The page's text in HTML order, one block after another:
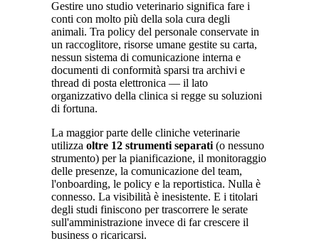
Gestire uno studio veterinario significa fare i
conti con molto più della sola cura degli
animali. Tra policy del personale conservate in
un raccoglitore, risorse umane gestite su carta,
nessun sistema di comunicazione interna e
documenti di conformità sparsi tra archivi e
thread di posta elettronica — il lato
organizzativo della clinica si regge su soluzioni
di fortuna.
La maggior parte delle cliniche veterinarie
utilizza oltre 12 strumenti separati (o nessuno
strumento) per la pianificazione, il monitoraggio
delle presenze, la comunicazione del team,
l'onboarding, le policy e la reportistica. Nulla è
connesso. La visibilità è inesistente. E i titolari
degli studi finiscono per trascorrere le serate
sull'amministrazione invece di far crescere il
business o ricaricarsi.